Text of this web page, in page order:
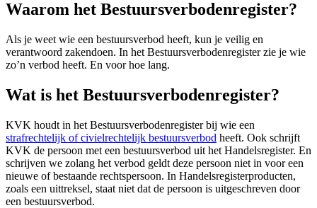
Waarom het Bestuursverbodenregister?
Als je weet wie een bestuursverbod heeft, kun je veilig en
verantwoord zakendoen. In het Bestuursverbodenregister zie je wie
zo’n verbod heeft. En voor hoe lang.
Wat is het Bestuursverbodenregister?
KVK houdt in het Bestuursverbodenregister bij wie een
strafrechtelijk of civielrechtelijk bestuursverbod heeft. Ook schrijft
KVK de persoon met een bestuursverbod uit het Handelsregister. En
schrijven we zolang het verbod geldt deze persoon niet in voor een
nieuwe of bestaande rechtspersoon. In Handelsregisterproducten,
zoals een uittreksel, staat niet dat de persoon is uitgeschreven door
een bestuursverbod.